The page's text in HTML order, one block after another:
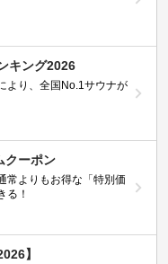
キング2026
より、全国No.1サウナが
クーポン
よりもお得な「特別価
る！
】